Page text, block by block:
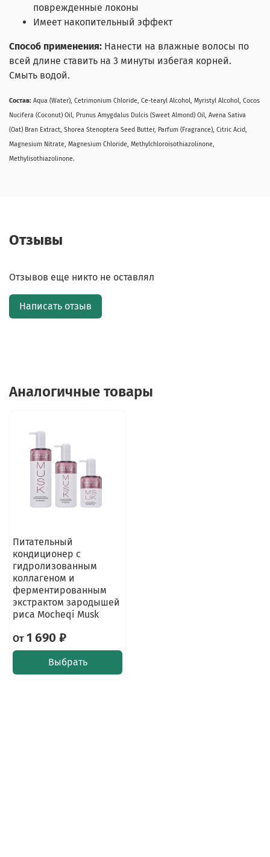
поврежденные локоны
Имеет накопительный эффект
Способ применения: Нанести на влажные волосы по
всей длине ставить на 3 минуты избегая корней.
Смыть водой.
Состав: Aqua (Water), Cetrimonium Chloride, Ce-tearyl Alcohol, Myristyl Alcohol, Cocos
Nucifera (Coconut) Oil, Prunus Amygdalus Dulcis (Sweet Almond) Oil, Avena Sativa
(Oat) Bran Extract, Shorea Stenoptera Seed Butter, Parfum (Fragrance), Citric Acid,
Magnesium Nitrate, Magnesium Chloride, Methylchloroisothiazolinone,
Methylisothiazolinone.
Отзывы
Отзывов еще никто не оставлял
Написать отзыв
Аналогичные товары
Питательный
кондиционер с
гидролизованным
коллагеном и
ферментированным
экстрактом зародышей
риса Mocheqi Musk
От1 690 ₽
Выбрать